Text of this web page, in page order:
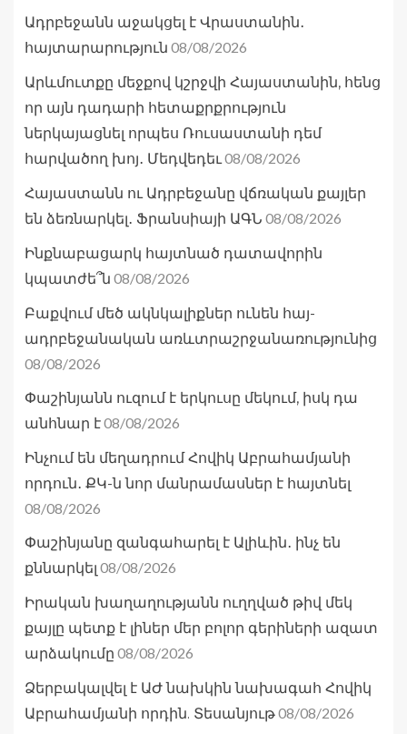
Ադրբեջանն աջակցել է Վրաստանին․
հայտարարություն 08/08/2026
Արևմուտքը մեջքով կշրջվի Հայաստանին, հենց
որ այն դադարի հետաքրքրություն
ներկայացնել որպես Ռուսաստանի դեմ
հարվածող խոյ․ Մեդվեդեւ08/08/2026
Հայաստանն ու Ադրբեջանը վճռական քայլեր
են ձեռնարկել․ Ֆրանսիայի ԱԳՆ 08/08/2026
Ինքնաբացարկ հայտնած դատավորին
կպատժե՞ն 08/08/2026
Բաքվում մեծ ակնկալիքներ ունեն հայ-
ադրբեջանական առևտրաշրջանառությունից
08/08/2026
Փաշինյանն ուզում է երկուսը մեկում, իսկ դա
անհնար է08/08/2026
Ինչում են մեղադրում Հովիկ Աբրահամյանի
որդուն․ ՔԿ-ն նոր մանրամասներ է հայտնել
08/08/2026
Փաշինյանը զանգահարել է Ալիևին․ ինչ են
քննարկել 08/08/2026
Իրական խաղաղությանն ուղղված թիվ մեկ
քայլը պետք է լիներ մեր բոլոր գերիների ազատ
արձակումը 08/08/2026
Ձերբակալվել է ԱԺ նախկին նախագահ Հովիկ
Աբրահամյանի որդին. Տեսանյութ08/08/2026